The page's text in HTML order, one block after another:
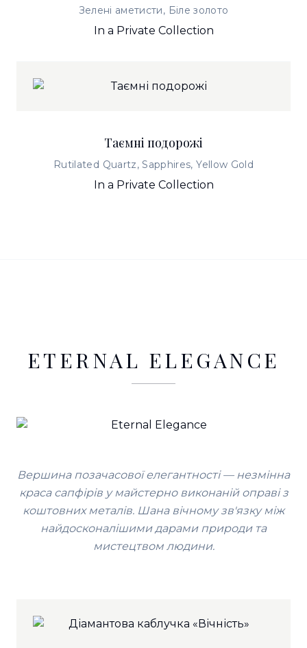
Зелені аметисти, Біле золото
In a Private Collection
Таємні подорожі
Rutilated Quartz, Sapphires, Yellow Gold
In a Private Collection
ETERNAL ELEGANCE
Вершина позачасової елегантності — незмінна
краса сапфірів у майстерно виконаній оправі з
коштовних металів. Шана вічному зв'язку між
найдосконалішими дарами природи та
мистецтвом людини.